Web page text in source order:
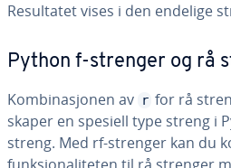
Resultatet vises i den endelige
Python f-strenger og rå
Kombinasjonen av r for rå
skaper en spesiell type streng i
streng. Med rf-strenger kan du